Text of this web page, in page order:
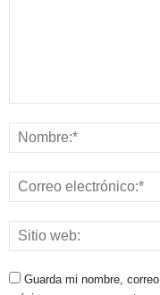
Guarda mi nombre,